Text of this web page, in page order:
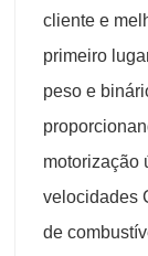
cliente e
primeiro
peso e
motorização
velocidades
de